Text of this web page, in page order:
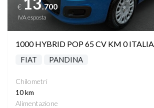
€ .700
IVA esposta
1000 HYBRID POP 65 CV KM 0 ITALIA
FIAT PANDINA
Chilometri
10 km
Alimentazione